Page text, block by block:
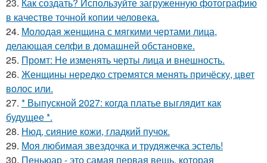
23. Как создать? Используйте загруженную фотографию
в качестве точной копии человека.
24. Молодая женщина с мягкими чертами лица,
делающая селфи в домашней обстановке.
25. Промт: Не изменять черты лица и внешность.
26. Женщины нередко стремятся менять причёску, цвет
волос или.
27. * Выпускной 2027: когда платье выглядит как
будущее *.
28. Нюд, сияние кожи, гладкий пучок.
29. Моя любимая звездочка и трудяжечка эстель!
30. Пеньюар - это самая первая вещь, которая